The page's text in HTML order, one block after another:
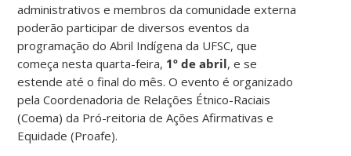
administrativos e membros da comunidade externa
poderão participar de diversos eventos da
programação do Abril Indígena da UFSC, que
começa nesta quarta-feira, 1º de abril, e se
estende até o final do mês. O evento é organizado
pela Coordenadoria de Relações Étnico-Raciais
(Coema) da Pró-reitoria de Ações Afirmativas e
Equidade (Proafe).